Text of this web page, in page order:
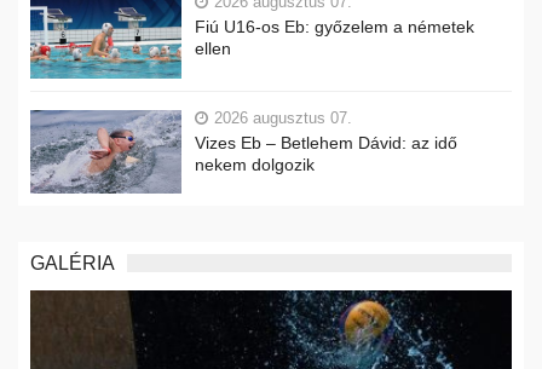
Fiú U16-os Eb: győzelem a németek
ellen
2026 augusztus 07.
Vizes Eb – Betlehem Dávid: az idő
nekem dolgozik
GALÉRIA